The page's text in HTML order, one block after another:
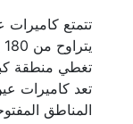
تتمتع كاميرات
تغطي منطقة
تعد كاميرات
المناطق